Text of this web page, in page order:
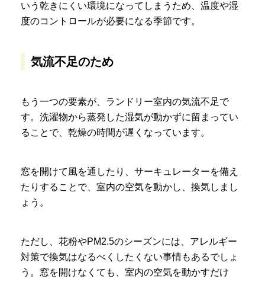
いう乾きにくい環境になってしまうため、温度や湿
度のコントロールが必要になる季節です。
気流不足のため
もう一つの要素が、ランドリー室内の気流不足で
す。洗濯物から蒸発した湿気が動かずに留まってい
ることで、乾燥の時間が遅くなっています。
窓を開けて風を通したり、サーキュレーターを備え
たりすることで、室内の空気を動かし、換気しまし
ょう。
ただし、花粉やPM2.5のシーズンには、アレルギー
対策で換気はなるべくしたくない事情もあるでしょ
う。窓を開けなくても、室内の空気を動かすだけ